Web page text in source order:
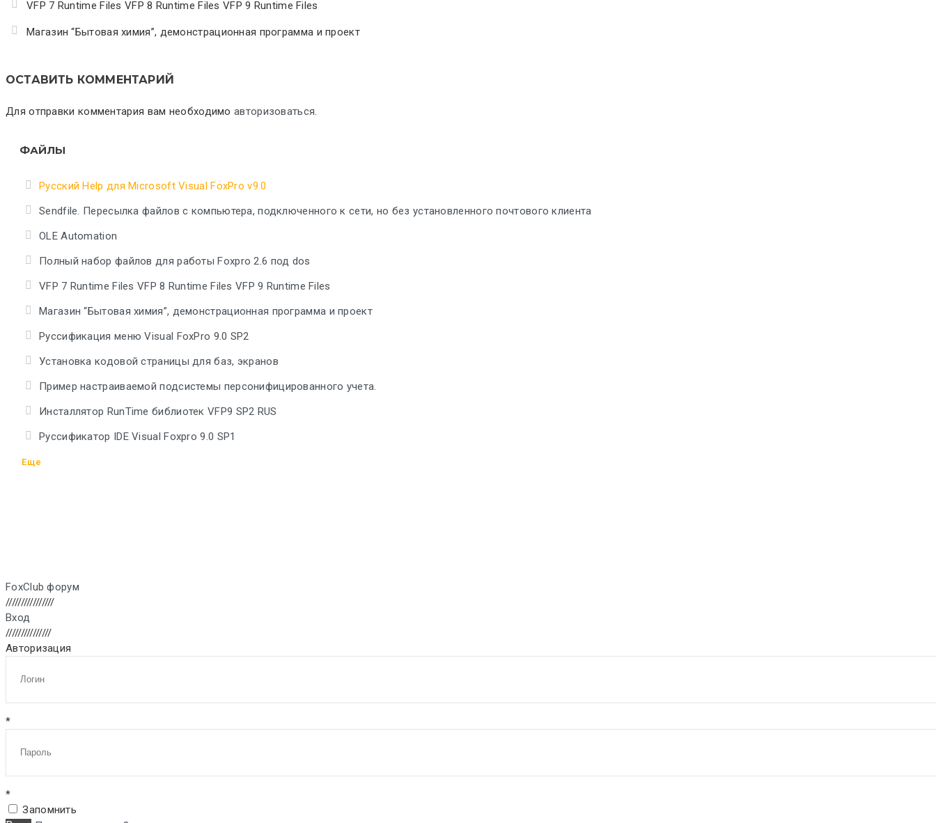
VFP 7 Runtime Files VFP 8 Runtime Files VFP 9 Runtime Files
Магазин “Бытовая химия”, демонстрационная программа и проект
ОСТАВИТЬ КОММЕНТАРИЙ
Для отправки комментария вам необходимоавторизоваться
ФАЙЛЫ
Русский Help для Microsoft Visual FoxPro v9.0
Sendfile. Пересылка файлов с компьютера, подключенного к сети, но без установленного почтового клиента
OLE Automation
Полный набор файлов для работы Foxpro 2.6 под dos
VFP 7 Runtime Files VFP 8 Runtime Files VFP 9 Runtime Files
Магазин “Бытовая химия”, демонстрационная программа и проект
Руссификация меню Visual FoxPro 9.0 SP2
Установка кодовой страницы для баз, экранов
Пример настраиваемой подсистемы персонифицированного учета.
Инсталлятор RunTime библиотек VFP9 SP2 RUS
Руссификатор IDE Visual Foxpro 9.0 SP1
Еще
FoxClub форум
////////////////
Вход
///////////////
Авторизация
*
*
Запомнить